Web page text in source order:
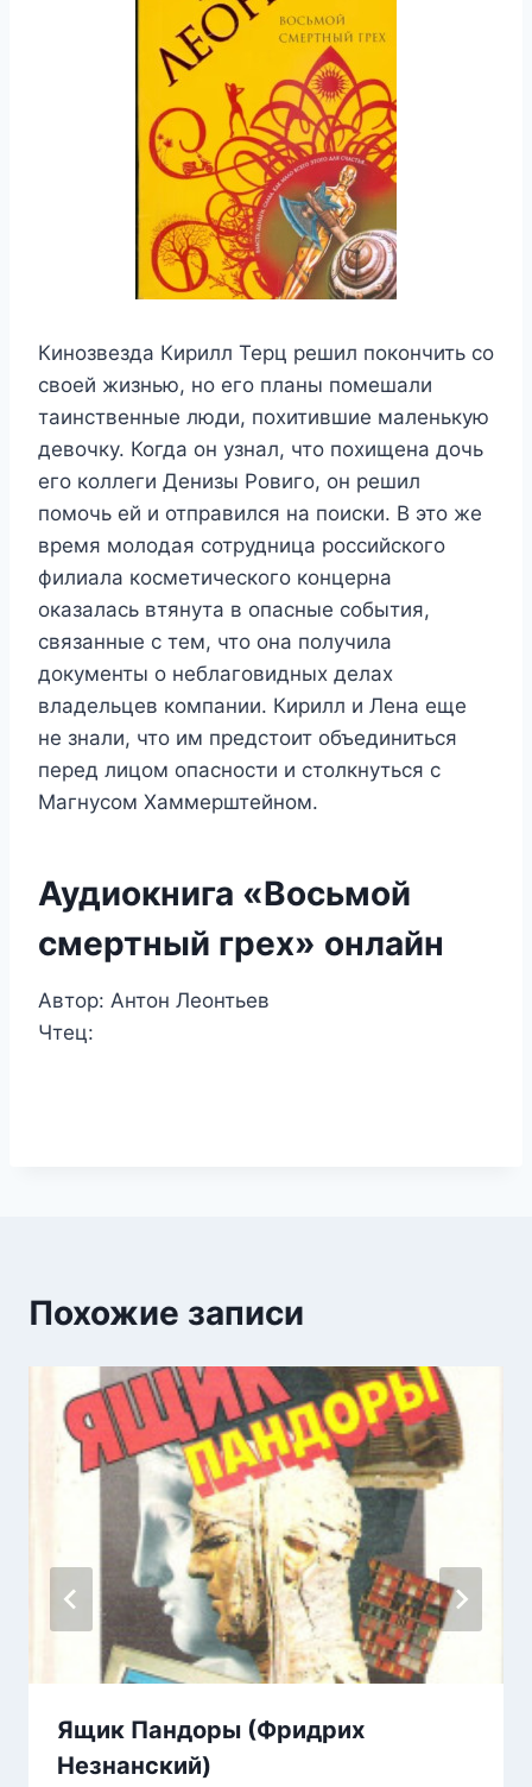
Кинозвезда Кирилл Терц решил покончить со
своей жизнью, но его планы помешали
таинственные люди, похитившие маленькую
девочку. Когда он узнал, что похищена дочь
его коллеги Денизы Ровиго, он решил
помочь ей и отправился на поиски. В это же
время молодая сотрудница российского
филиала косметического концерна
оказалась втянута в опасные события,
связанные с тем, что она получила
документы о неблаговидных делах
владельцев компании. Кирилл и Лена еще
не знали, что им предстоит объединиться
перед лицом опасности и столкнуться с
Магнусом Хаммерштейном.
Аудиокнига «Восьмой
смертный грех» онлайн
Автор: Антон Леонтьев
Чтец:
Похожие записи
Ящик Пандоры (Фридрих
Незнанский)